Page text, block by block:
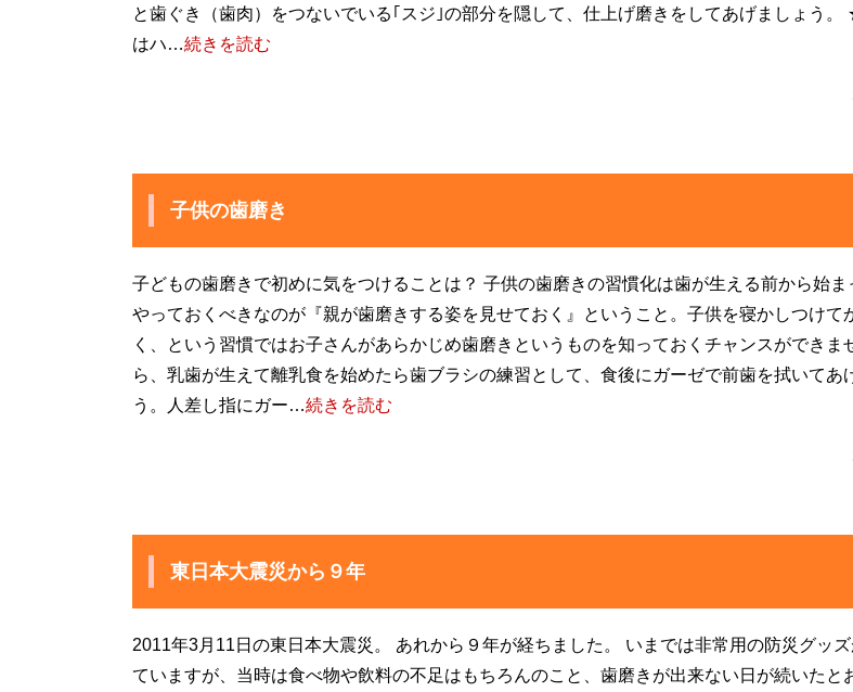
と歯ぐき（歯肉）をつないでいる｢スジ｣の部分を隠して、仕上げ磨きをしてあげましょう
はハ…続きを読む
子供の歯磨き
子どもの歯磨きで初めに気をつけることは？ 子供の歯磨きの習慣化は歯が生える前から始ま
やっておくべきなのが『親が歯磨きする姿を見せておく』ということ。子供を寝かしつけて
く、という習慣ではお子さんがあらかじめ歯磨きというものを知っておくチャンスができま
ら、乳歯が生えて離乳食を始めたら歯ブラシの練習として、食後にガーゼで前歯を拭いてあ
う。人差し指にガー…続きを読む
東日本大震災から９年
2011年3月11日の東日本大震災。 あれから９年が経ちました。 いまでは非常用の防災グッ
ていますが、当時は食べ物や飲料の不足はもちろんのこと、歯磨きが出来ない日が続いたと